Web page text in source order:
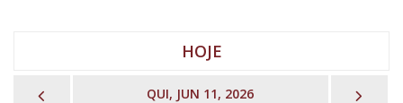
HOJE
QUI, JUN 11, 2026